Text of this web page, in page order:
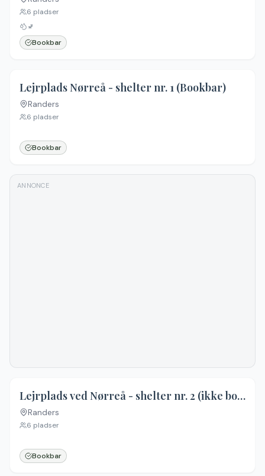
Ingen billeder
6 pladser
🚽
Bookbar
4.3
Lejrplads Nørreå - shelter nr. 1 (Bookbar)
Randers
6 pladser
Bookbar
ANNONCE
4.3(20Lejrplads ved Nørreå - shelter nr. 2 (ikke bookbar)
Randers
6 pladser
Bookbar